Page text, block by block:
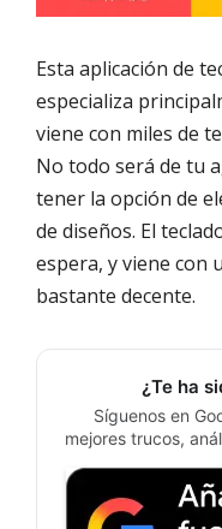
Esta aplicación de
especializa
viene con miles de
No todo será de tu
tener la opción de
de diseños. El
espera, y viene con
bastante decente.
¿Te ha
Síguenos en
mejores trucos,